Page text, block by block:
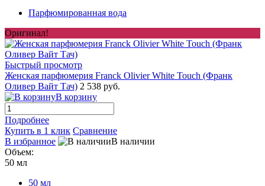
Парфюмированная вода
Оригинал!
Быстрый просмотр
Женская парфюмерия Franck Olivier White Touch (Франк
Оливер Вайт Тач) 2 538 руб.
В корзину
Подробнее
Купить в 1 клик Сравнение
В избранное
В наличии
Объем:
50 мл
50 мл